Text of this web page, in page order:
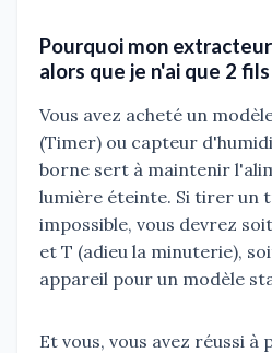
Pourquoi mon
alors que je n'ai que 2 fils
Vous avez acheté un
(Timer) ou capteur
borne sert à maintenir
lumière éteinte. Si tirer un
impossible, vous devrez
et T (adieu la minuterie),
appareil pour un modèle
Et vous, vous avez réussi